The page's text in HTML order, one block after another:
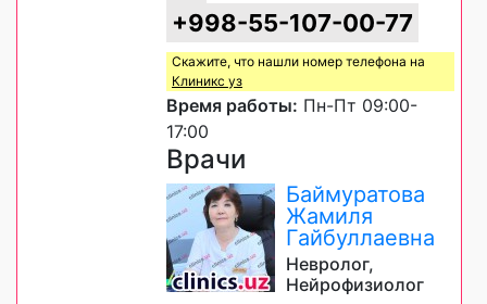
+998-55-107-00-77
Скажите, что нашли номер телефона на
Клиникс уз
Время работы: Пн-Пт 09:00-
17:00
Врачи
Баймуратова
Жамиля
Гайбуллаевна
Невролог,
Нейрофизиолог